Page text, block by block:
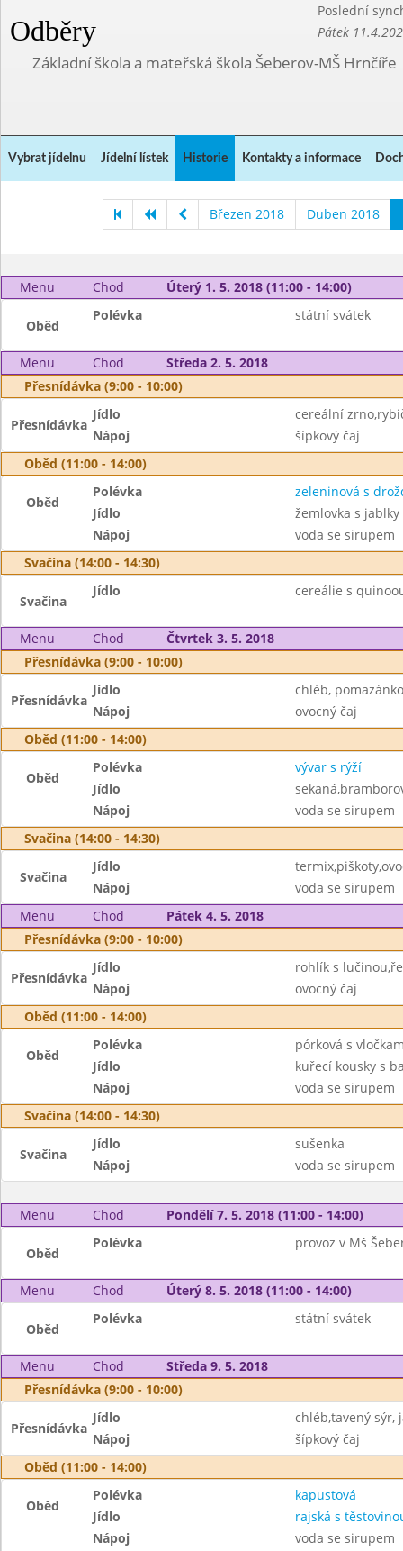
Odběry
Poslední
Pátek
Základní škola a mateřská škola Šeberov-MŠ Hrnčíře
Vybrat jídelnu Jídelní lístek Historie Kontakty a informace
Březen 2018 Duben 2018
Menu Chod Úterý 1. 5. 2018 (11:00 - 14:00)
Oběd
Polévka státní svátek
Menu Chod
Středa 2. 5. 2018
Přesnídávka (9:00 - 10:00)
Přesnídávka
Jídlo
cereální
Nápoj
šípkový čaj
Oběd (11:00 - 14:00)
Oběd
Polévka
zeleninová s
Jídlo
žemlovka s
Nápoj
voda se sirupem
Svačina (14:00 - 14:30)
Svačina
Jídlo cereálie s
Menu Chod
Čtvrtek 3. 5. 2018
Přesnídávka (9:00 - 10:00)
Přesnídávka
Jídlo
chléb,
Nápoj
ovocný čaj
Oběd (11:00 - 14:00)
Oběd
Polévka
vývar s rýží
Jídlo
Nápoj
voda se sirupem
Svačina (14:00 - 14:30)
Svačina
Jídlo
Nápoj
voda se sirupem
Menu
Chod
Pátek 4. 5. 2018
Přesnídávka (9:00 - 10:00)
Přesnídávka
Jídlo
rohlík s
Nápoj
ovocný čaj
Oběd (11:00 - 14:00)
Oběd
Polévka
pórková s
Jídlo
kuřecí kousky s
Nápoj
voda se sirupem
Svačina (14:00 - 14:30)
Svačina
Jídlo
sušenka
Nápoj
voda se sirupem
Menu Chod Pondělí 7. 5. 2018 (11:00 - 14:00)
Oběd
Polévka provoz v Mš
Menu Chod Úterý 8. 5. 2018 (11:00 - 14:00)
Oběd
Polévka státní svátek
Menu Chod
Středa 9. 5. 2018
Přesnídávka (9:00 - 10:00)
Přesnídávka
Jídlo
chléb,tavený sýr,
Nápoj
šípkový čaj
Oběd (11:00 - 14:00)
Oběd
Polévka
kapustová
Jídlo
rajská s
Nápoj
voda se sirupem